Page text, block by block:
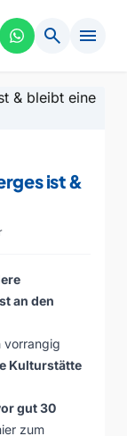
search menu
ist &
an den
vorrangig
Kulturstätte
gut 30
zum